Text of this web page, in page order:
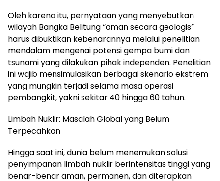
Oleh karena itu, pernyataan yang menyebutkan
wilayah Bangka Belitung “aman secara geologis”
harus dibuktikan kebenarannya melalui penelitian
mendalam mengenai potensi gempa bumi dan
tsunami yang dilakukan pihak independen. Penelitian
ini wajib mensimulasikan berbagai skenario ekstrem
yang mungkin terjadi selama masa operasi
pembangkit, yakni sekitar 40 hingga 60 tahun.
Limbah Nuklir: Masalah Global yang Belum
Terpecahkan
Hingga saat ini, dunia belum menemukan solusi
penyimpanan limbah nuklir berintensitas tinggi yang
benar-benar aman, permanen, dan diterapkan